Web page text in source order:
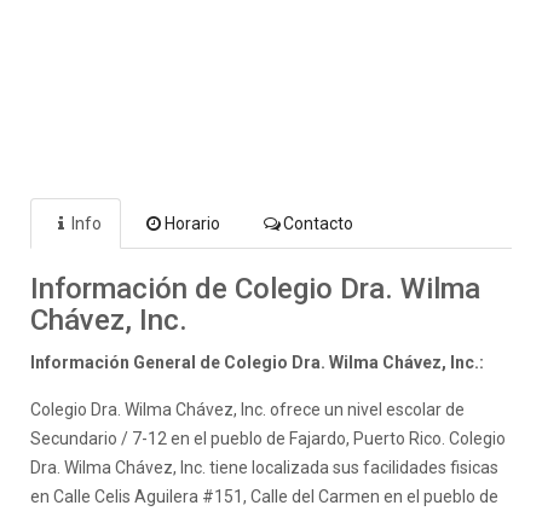
Info Horario Contacto
Información de Colegio Dra. Wilma
Chávez, Inc.
Información General de Colegio Dra. Wilma Chávez, Inc.:
Colegio Dra. Wilma Chávez, Inc. ofrece un nivel escolar de
Secundario / 7-12 en el pueblo de Fajardo, Puerto Rico. Colegio
Dra. Wilma Chávez, Inc. tiene localizada sus facilidades fisicas
en Calle Celis Aguilera #151, Calle del Carmen en el pueblo de